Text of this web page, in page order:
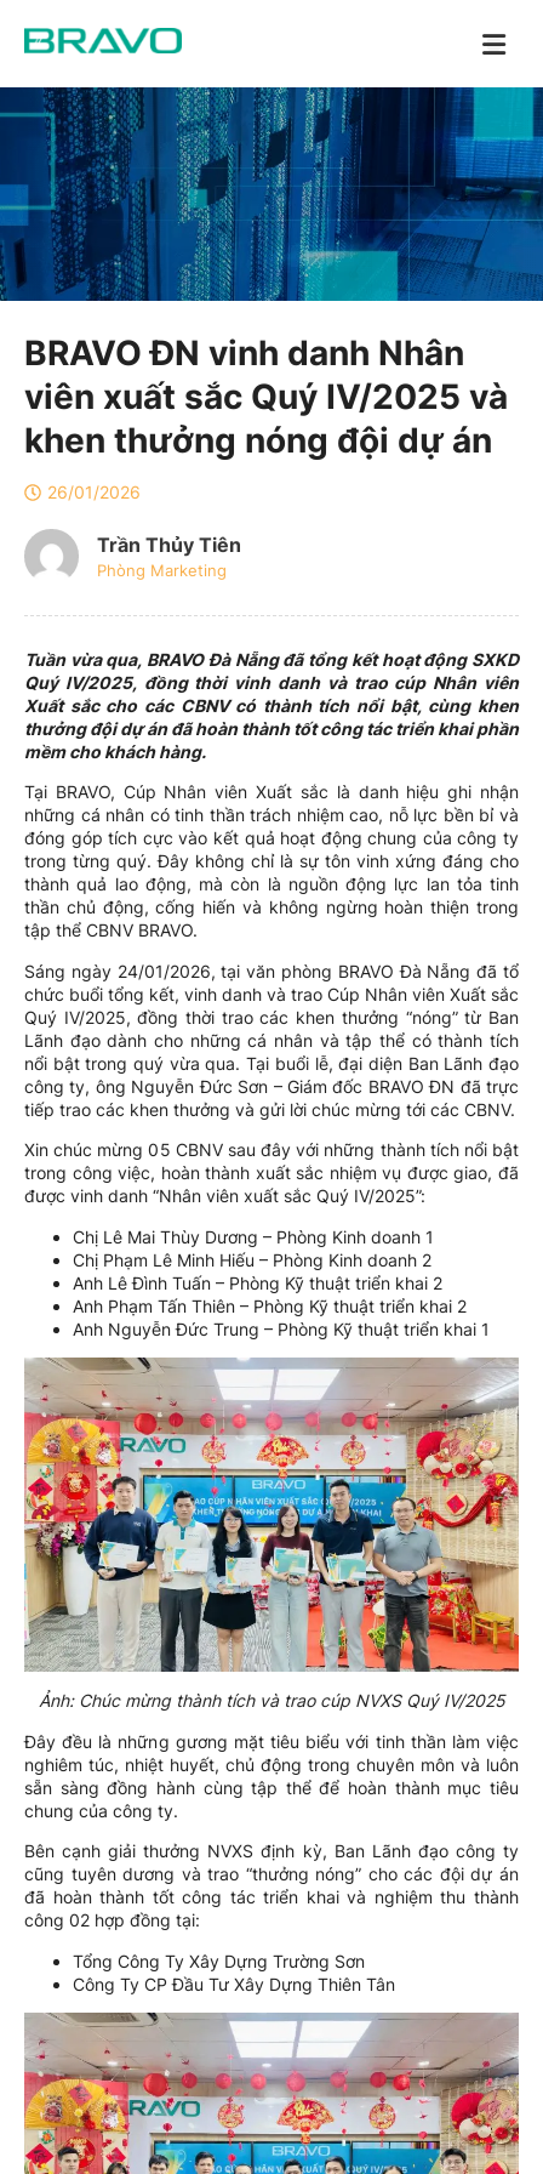
BRAVO ĐN vinh danh Nhân
viên xuất sắc Quý IV/2025 và
khen thưởng nóng đội dự án
26/01/2026
Trần Thủy Tiên
Phòng Marketing
Tuần vừa qua, BRAVO Đà Nẵng đã tổng kết hoạt động SXKD
Quý IV/2025, đồng thời vinh danh và trao cúp Nhân viên
Xuất sắc cho các CBNV có thành tích nổi bật, cùng khen
thưởng đội dự án đã hoàn thành tốt công tác triển khai phần
mềm cho khách hàng.
Tại BRAVO, Cúp Nhân viên Xuất sắc là danh hiệu ghi nhận
những cá nhân có tinh thần trách nhiệm cao, nỗ lực bền bỉ và
đóng góp tích cực vào kết quả hoạt động chung của công ty
trong từng quý. Đây không chỉ là sự tôn vinh xứng đáng cho
thành quả lao động, mà còn là nguồn động lực lan tỏa tinh
thần chủ động, cống hiến và không ngừng hoàn thiện trong
tập thể CBNV BRAVO.
Sáng ngày 24/01/2026, tại văn phòng BRAVO Đà Nẵng đã tổ
chức buổi tổng kết, vinh danh và trao Cúp Nhân viên Xuất sắc
Quý IV/2025, đồng thời trao các khen thưởng “nóng” từ Ban
Lãnh đạo dành cho những cá nhân và tập thể có thành tích
nổi bật trong quý vừa qua. Tại buổi lễ, đại diện Ban Lãnh đạo
công ty, ông Nguyễn Đức Sơn – Giám đốc BRAVO ĐN đã trực
tiếp trao các khen thưởng và gửi lời chúc mừng tới các CBNV.
Xin chúc mừng 05 CBNV sau đây với những thành tích nổi bật
trong công việc, hoàn thành xuất sắc nhiệm vụ được giao, đã
được vinh danh “Nhân viên xuất sắc Quý IV/2025”:
Chị Lê Mai Thùy Dương – Phòng Kinh doanh 1
Chị Phạm Lê Minh Hiếu – Phòng Kinh doanh 2
Anh Lê Đình Tuấn – Phòng Kỹ thuật triển khai 2
Anh Phạm Tấn Thiên – Phòng Kỹ thuật triển khai 2
Anh Nguyễn Đức Trung – Phòng Kỹ thuật triển khai 1
Ảnh: Chúc mừng thành tích và trao cúp NVXS Quý IV/2025
Đây đều là những gương mặt tiêu biểu với tinh thần làm việc
nghiêm túc, nhiệt huyết, chủ động trong chuyên môn và luôn
sẵn sàng đồng hành cùng tập thể để hoàn thành mục tiêu
chung của công ty.
Bên cạnh giải thưởng NVXS định kỳ, Ban Lãnh đạo công ty
cũng tuyên dương và trao “thưởng nóng” cho các đội dự án
đã hoàn thành tốt công tác triển khai và nghiệm thu thành
công 02 hợp đồng tại:
Tổng Công Ty Xây Dựng Trường Sơn
Công Ty CP Đầu Tư Xây Dựng Thiên Tân